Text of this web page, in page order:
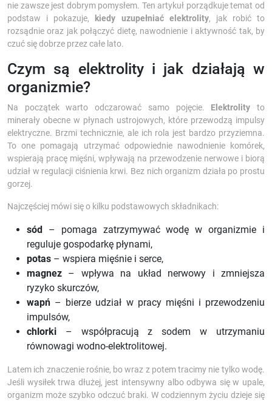
nie zawsze jest dobrym pomysłem. Ten artykuł porządkuje temat od
podstaw i pokazuje,
kiedy uzupełniać elektrolity, jak robić to
rozsądnie oraz jak połączyć dietę, nawodnienie i aktywność tak, by
czuć się dobrze przez całe lato.
Czym są elektrolity i jak działają w
organizmie?
Na początek warto odczarować samo pojęcie. Elektrolity to
minerały obecne w płynach ustrojowych, które przewodzą impulsy
elektryczne. Brzmi technicznie, ale ich rola jest bardzo przyziemna.
To one pomagają utrzymać odpowiednie nawodnienie komórek,
wspierają pracę mięśni, wpływają na przewodzenie nerwowe i biorą
udział w regulacji ciśnienia krwi. Bez nich organizm działa po prostu
gorzej.
Najczęściej mówi się o kilku podstawowych składnikach:
sód – pomaga zatrzymywać wodę w organizmie i
reguluje gospodarkę płynami,
potas – wspiera mięśnie i serce,
magnez – wpływa na układ nerwowy i zmniejsza
ryzyko skurczów,
wapń – bierze udział w pracy mięśni i przewodzeniu
impulsów,
chlorki – współpracują z sodem w utrzymaniu
równowagi wodno-elektrolitowej.
Latem ich znaczenie rośnie, bo wraz z potem tracimy nie tylko wodę.
Jeśli wysiłek trwa dłużej, jest intensywny albo odbywa się w upale,
organizm może szybko odczuć braki. W codziennym życiu dzieje się